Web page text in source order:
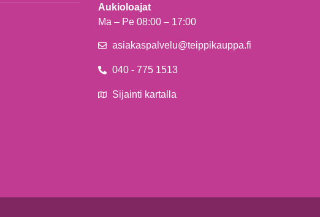
Aukioloajat
Ma – Pe 08:00 – 17:00
asiakaspalvelu@teippikauppa.fi
040 - 775 1513
Sijainti kartalla